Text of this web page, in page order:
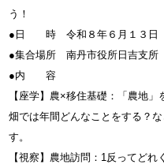
う！
●日 時 令和８年６月１３日（
●集合場所 南丹市役所日吉支所
●内 容
【座学】農×移住基礎：「農地
畑では年間どんなことをする？
す。
【視察】農地訪問：1反ってど